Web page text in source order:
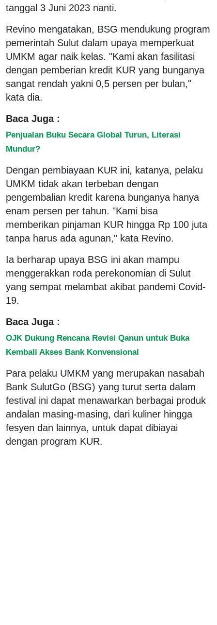
tanggal 3 Juni 2023 nanti.
Revino mengatakan, BSG mendukung program
pemerintah Sulut dalam upaya memperkuat
UMKM agar naik kelas. "Kami akan fasilitasi
dengan pemberian kredit KUR yang bunganya
sangat rendah yakni 0,5 persen per bulan,"
kata dia.
Baca Juga :
Penjualan Buku Secara Global Turun, Literasi
Mundur?
Dengan pembiayaan KUR ini, katanya, pelaku
UMKM tidak akan terbeban dengan
pengembalian kredit karena bunganya hanya
enam persen per tahun. "Kami bisa
memberikan pinjaman KUR hingga Rp 100 juta
tanpa harus ada agunan," kata Revino.
Ia berharap upaya BSG ini akan mampu
menggerakkan roda perekonomian di Sulut
yang sempat melambat akibat pandemi Covid-
19.
Baca Juga :
OJK Dukung Rencana Revisi Qanun untuk Buka
Kembali Akses Bank Konvensional
Para pelaku UMKM yang merupakan nasabah
Bank SulutGo (BSG) yang turut serta dalam
festival ini dapat menawarkan berbagai produk
andalan masing-masing, dari kuliner hingga
fesyen dan lainnya, untuk dapat dibiayai
dengan program KUR.